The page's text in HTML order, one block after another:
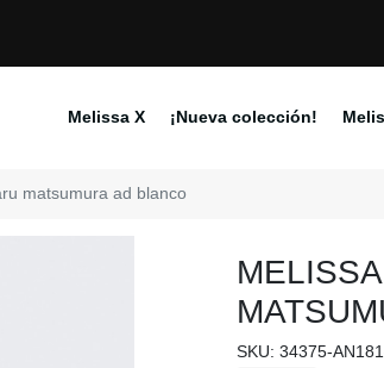
Melissa X ¡Nueva colección!
matsumura ad blanco
SKU: 34375-